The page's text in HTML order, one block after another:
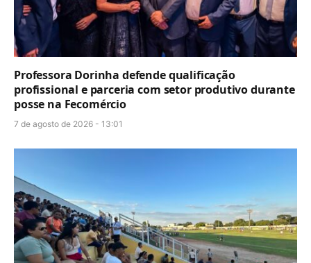
Professora Dorinha defende qualificação
profissional e parceria com setor produtivo durante
posse na Fecomércio
7 de agosto de 2026 - 13:01